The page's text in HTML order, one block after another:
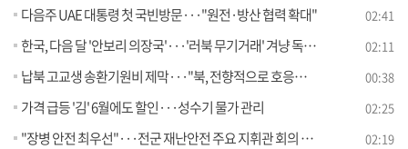
다음주 UAE 대통령 첫 국빈방문···"원전·방산 협력 확대" 02:41
한국, 다음 달 '안보리 의장국'···'러북 무기거래' 겨냥 독자제재 02:11
납북 고교생 송환기원비 제막···"북, 전향적으로 호응해야" 00:38
가격 급등 '김' 6월에도 할인···성수기 물가 관리 02:25
"장병 안전 최우선"···전군 재난안전 주요 지휘관 회의 개최 02:19